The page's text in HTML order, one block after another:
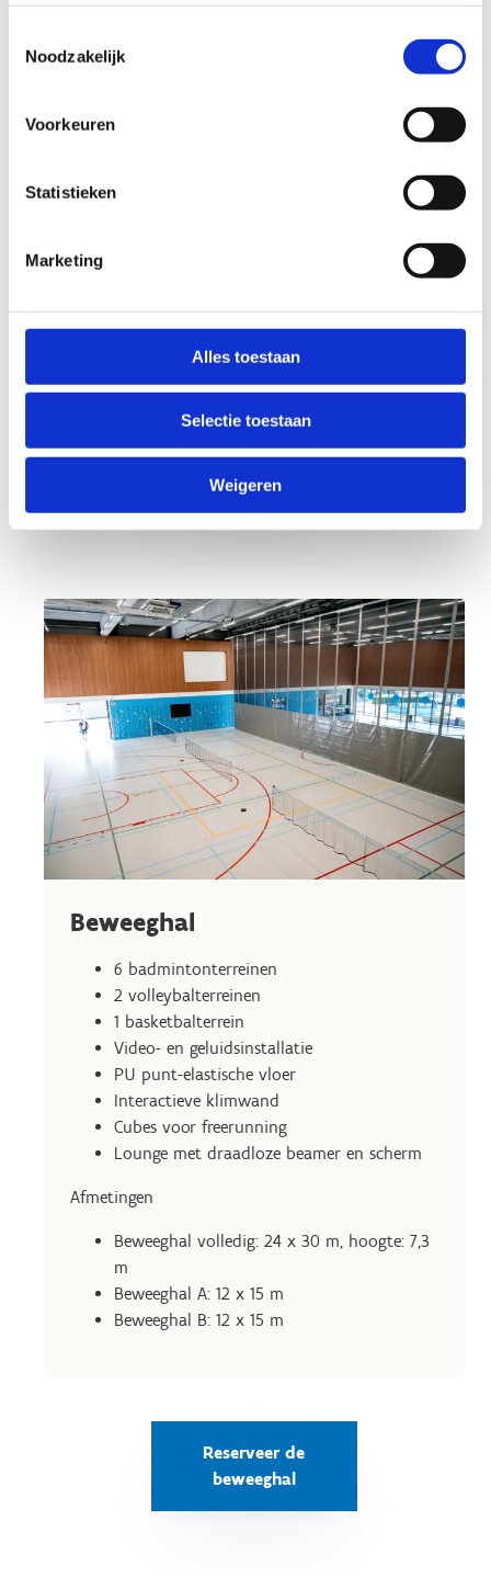
Noodzakelijk
Voorkeuren
Statistieken
Marketing
Alles toestaan
Selectie toestaan
Weigeren
Geluidsinstallatie
6 badmintonterreinen, 1 basketbalterrein, 1
PU combi-elastische vloer
Polyvalente zaal volledig: 50 x 17 m,
Reserveer de
polyvalente
Beweeghal
6 badmintonterreinen
2 volleybalterreinen
1 basketbalterrein
Video- en geluidsinstallatie
PU punt-elastische vloer
Interactieve klimwand
Cubes voor freerunning
Lounge met draadloze beamer en scherm
Afmetingen
Beweeghal volledig: 24 x 30 m, hoogte: 7,3
m
Beweeghal A: 12 x 15 m
Beweeghal B: 12 x 15 m
Reserveer de
beweeghal